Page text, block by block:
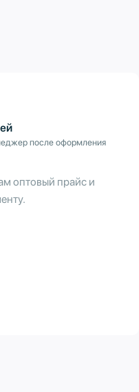
после оформления
оптовый прайс и